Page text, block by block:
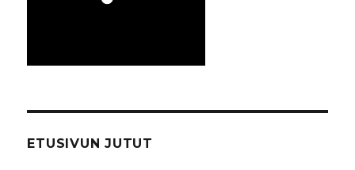
ETUSIVUN JUTUT